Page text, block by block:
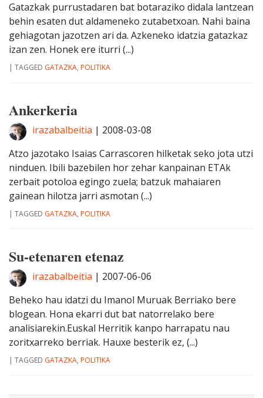
Gatazkak purrustadaren bat botaraziko didala lantzean
behin esaten dut aldameneko zutabetxoan. Nahi baina
gehiagotan jazotzen ari da. Azkeneko idatzia gatazkaz
izan zen. Honek ere iturri (...)
| TAGGED GATAZKA, POLITIKA
Ankerkeria
irazabalbeitia | 2008-03-08
Atzo jazotako Isaias Carrascoren hilketak seko jota utzi
ninduen. Ibili bazebilen hor zehar kanpainan ETAk
zerbait potoloa egingo zuela; batzuk mahaiaren
gainean hilotza jarri asmotan (...)
| TAGGED GATAZKA, POLITIKA
Su-etenaren etenaz
irazabalbeitia | 2007-06-06
Beheko hau idatzi du Imanol Muruak Berriako bere
blogean. Hona ekarri dut bat natorrelako bere
analisiarekin.Euskal Herritik kanpo harrapatu nau
zoritxarreko berriak. Hauxe besterik ez, (...)
| TAGGED GATAZKA, POLITIKA